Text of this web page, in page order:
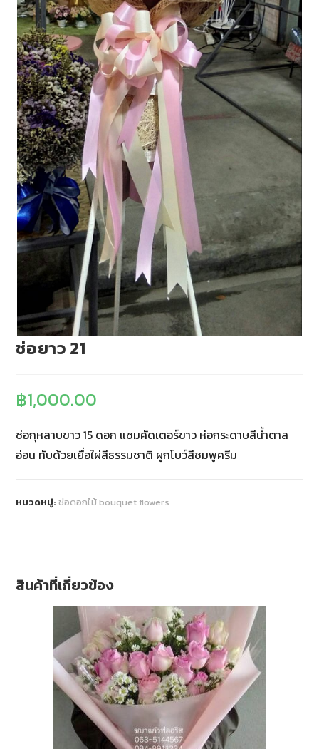
ช่อยาว 21
฿1,000.00
ช่อกุหลาบขาว 15 ดอก แซมคัดเตอร์ขาว ห่อกระดาษสีน้ำตาล
อ่อน ทับด้วยเยื่อใผ่สีธรรมชาติ ผูกโบว์สีชมพูครีม
หมวดหมู่:ช่อดอกไม้ bouquet flowers
สินค้าที่เกี่ยวข้อง